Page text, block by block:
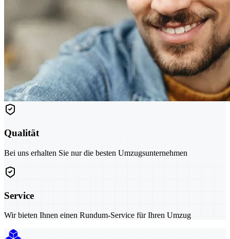
Qualität
Bei uns erhalten Sie nur die besten Umzugsunternehmen
Service
Wir bieten Ihnen einen Rundum-Service für Ihren Umzug